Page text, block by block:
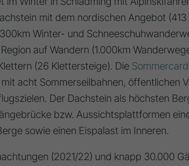
mit dem nordischen Angebot
Winter- und
auf Wandern (1.000km
(26 Klettersteige). Die Sommercard
acht Sommerseilbahnen, öffentlichen
Der Dachstein als höchsten
bzw. Aussichtsplattformen
sowie einen Eispalast im Inneren.
(2021/22) und knapp 30.000